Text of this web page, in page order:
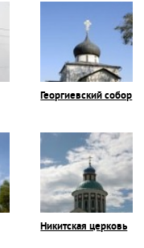
Георгиевский собор
Никитская церковь